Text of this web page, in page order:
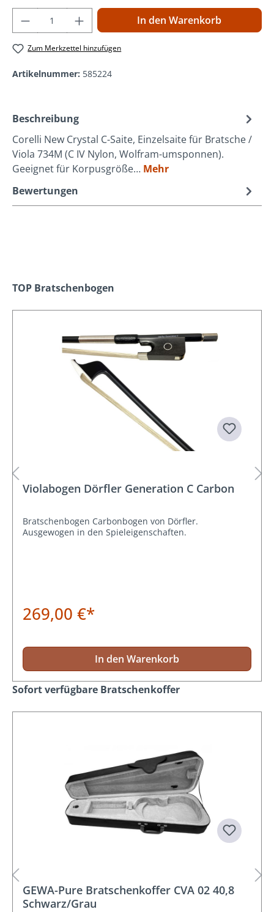
Produkt Anzahl: Gib den gewünschten
In den Warenkorb
Zum Merkzettel hinzufügen
Artikelnummer: 585224
Beschreibung
Corelli New Crystal C-Saite, Einzelsaite für Bratsche /
Viola 734M (C IV Nylon, Wolfram-umsponnen).
Geeignet für Korpusgröße… Mehr
Bewertungen
Produktgalerie überspringen
TOP Bratschenbogen
Violabogen Dörfler Generation C Carbon
Bratschenbogen Carbonbogen von Dörfler.
Ausgewogen in den Spieleigenschaften.
269,00 €*
In den Warenkorb
Produktgalerie überspringen
Sofort verfügbare Bratschenkoffer
GEWA-Pure Bratschenkoffer CVA 02 40,8
Schwarz/Grau